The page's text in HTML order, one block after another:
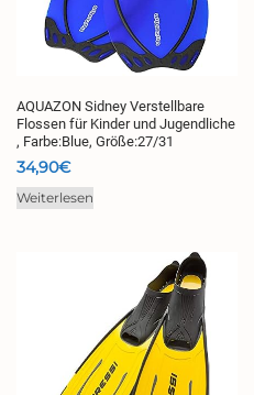
AQUAZON Sidney Verstellbare
Flossen für Kinder und Jugendliche
, Farbe:Blue, Größe:27/31
34,90€
Weiterlesen